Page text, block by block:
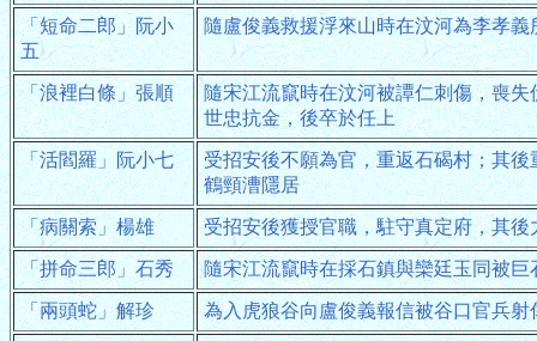
「短命二郎」阮小
五
隨盧俊義救援浮來山時在汶河為李孝
「浪裡白條」張順
隨宋江流竄時在汶河被譚仁刺傷，喪
世忠抗金，後卒於任上
「活閻羅」阮小七
受招安後不願為官，重返石碣村；其
鶴頸漕隱居
「病關索」楊雄 受招安後獲授官職，駐守真定府，其後
「拼命三郎」石秀 隨宋江流竄時在採石鎮與欒廷玉同被巨
「兩頭蛇」解珍 為入虎狼谷向盧俊義報信被谷口官兵射